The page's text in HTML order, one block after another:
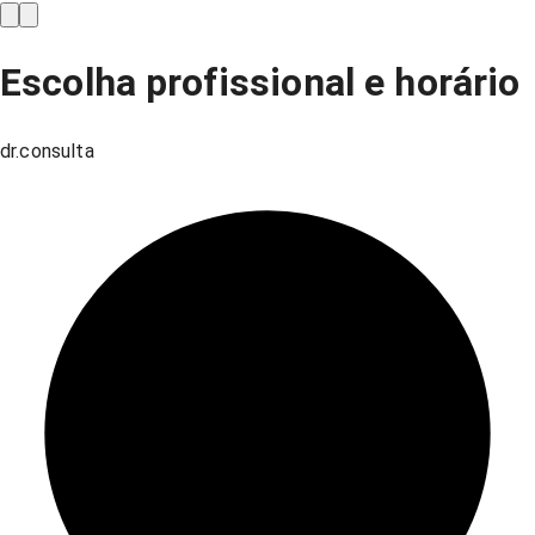
Escolha profissional e horário
dr.consulta